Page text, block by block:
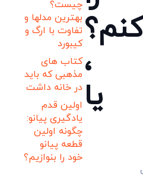
،
یا
چیست؟
بهترین مدلها و
تفاوت با ارگ و
کیبورد
کتاب های
مذهبی که باید
در خانه داشت
اولین قدم
یادگیری پیانو:
چگونه اولین
قطعه پیانو
خود را بنوازیم؟